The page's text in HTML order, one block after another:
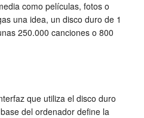
como películas, fotos o
una idea, un disco duro de 1
250.000 canciones o 800
que utiliza el disco duro
del ordenador define la